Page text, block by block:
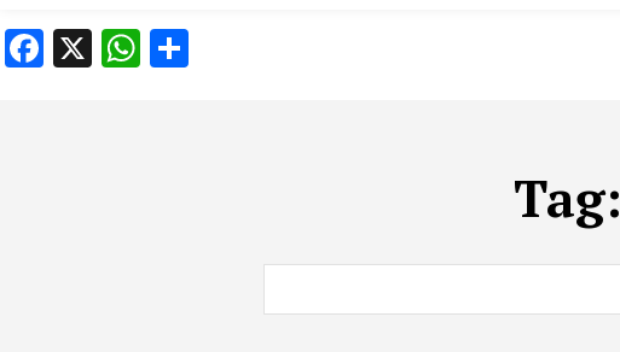
Facebook
X WhatsApp
Tag: